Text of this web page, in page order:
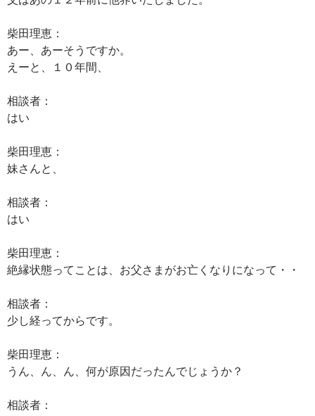
柴田理恵：
あー、あーそうですか。
えーと、１０年間、
相談者：
はい
柴田理恵：
妹さんと、
相談者：
はい
柴田理恵：
絶縁状態ってことは、お父さまがお亡くなりになって・・
相談者：
少し経ってからです。
柴田理恵：
うん、ん、ん、何が原因だったんでじょうか？
相談者：